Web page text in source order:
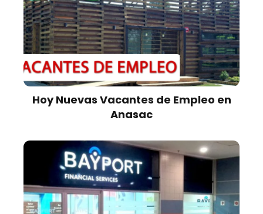
Hoy Nuevas Vacantes de Empleo en
Anasac